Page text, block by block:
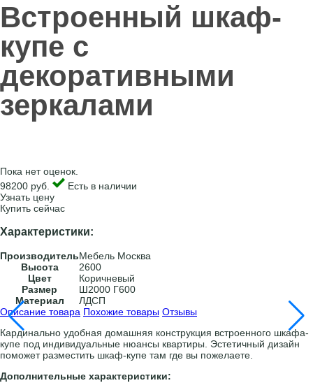
Встроенный шкаф-
купе с
декоративными
зеркалами
Пока нет оценок.
98200 руб.
Есть в наличии
Узнать цену
Купить сейчас
Характеристики:
ПроизводительМебель Москва
Высота
2600
Цвет
Коричневый
Размер
Ш2000 Г600
Материал
ЛДСП
Описание товара Похожие товары Отзывы
Кардинально удобная домашняя конструкция встроенного шкафа-
купе под индивидуальные нюансы квартиры. Эстетичный дизайн
поможет разместить шкаф-купе там где вы пожелаете.
Дополнительные характеристики: